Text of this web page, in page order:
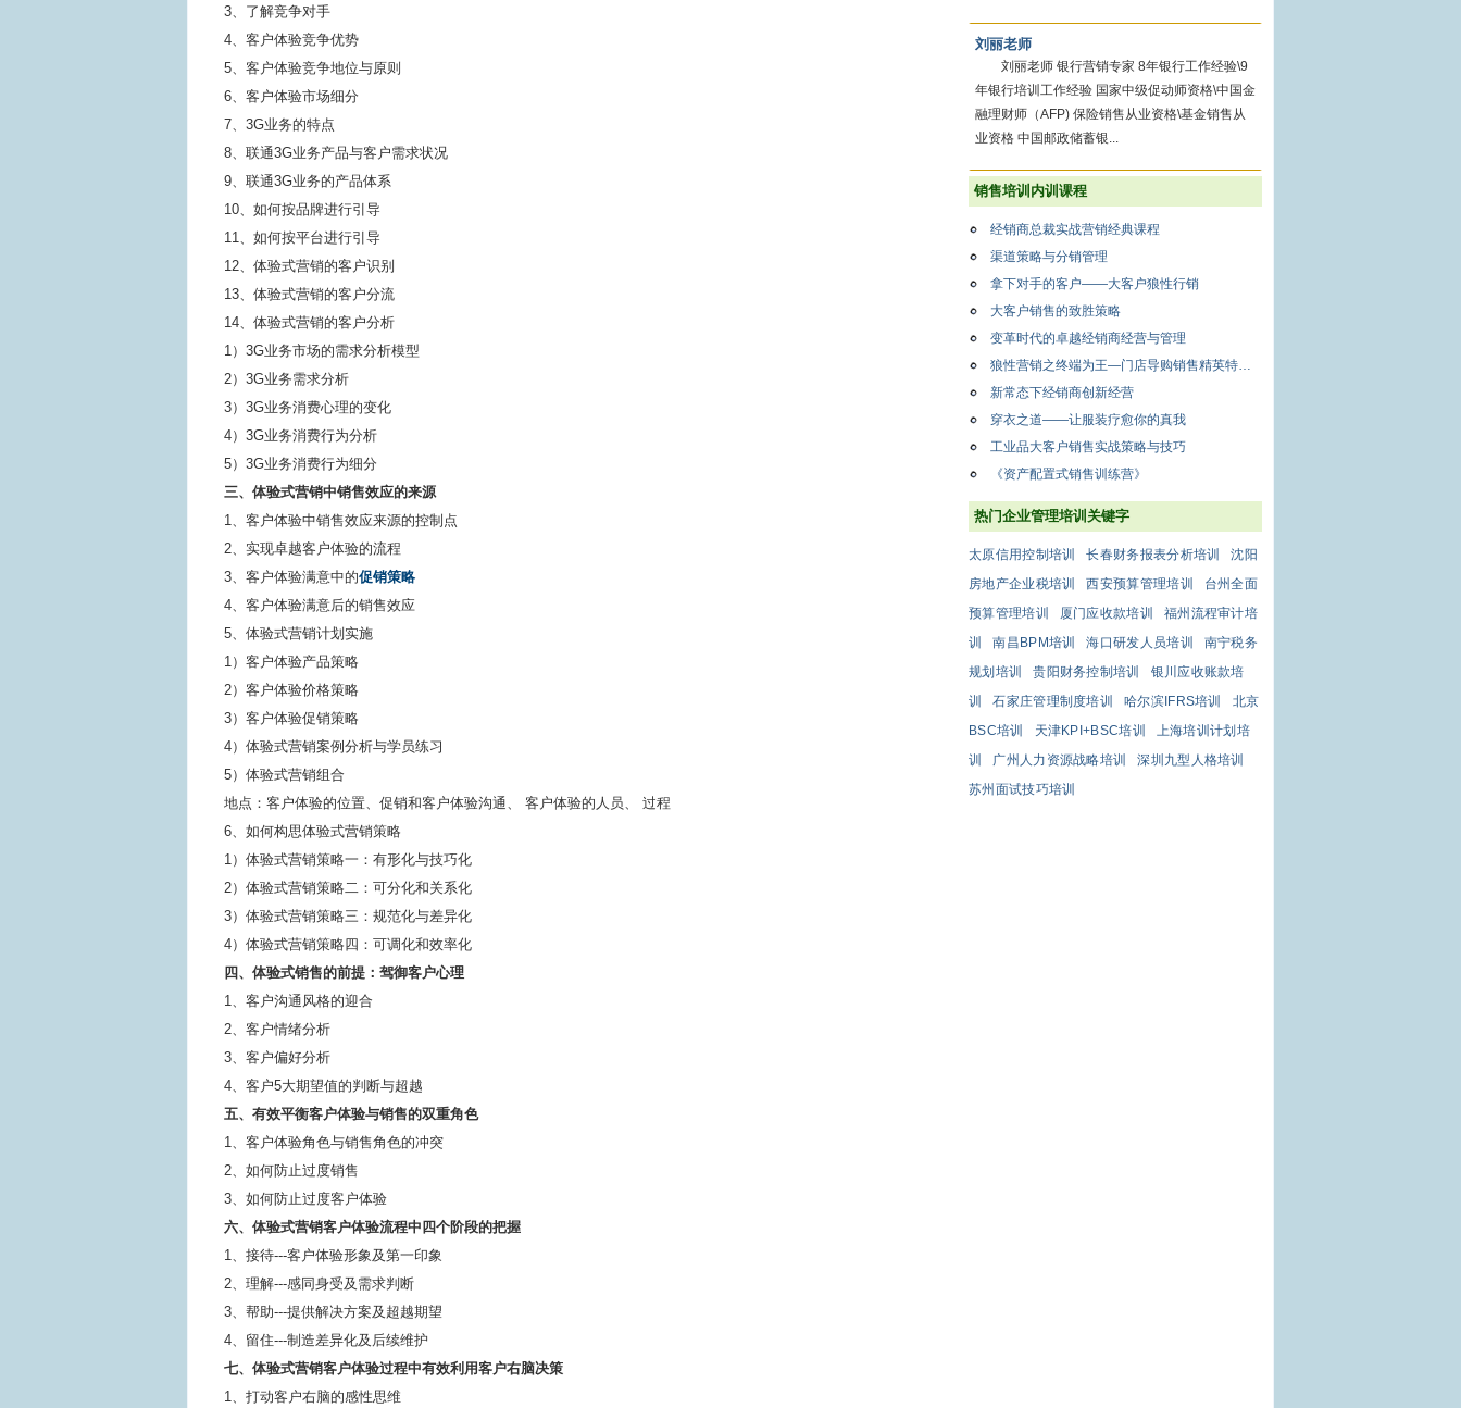
3、了解竞争对手
4、客户体验竞争优势
5、客户体验竞争地位与原则
6、客户体验市场细分
7、3G业务的特点
8、联通3G业务产品与客户需求状况
9、联通3G业务的产品体系
10、如何按品牌进行引导
11、如何按平台进行引导
12、体验式营销的客户识别
13、体验式营销的客户分流
14、体验式营销的客户分析
1）3G业务市场的需求分析模型
2）3G业务需求分析
3）3G业务消费心理的变化
4）3G业务消费行为分析
5）3G业务消费行为细分
三、体验式营销中销售效应的来源
1、客户体验中销售效应来源的控制点
2、实现卓越客户体验的流程
3、客户体验满意中的促销策略
4、客户体验满意后的销售效应
5、体验式营销计划实施
1）客户体验产品策略
2）客户体验价格策略
3）客户体验促销策略
4）体验式营销案例分析与学员练习
5）体验式营销组合
地点：客户体验的位置、促销和客户体验沟通、 客户体验的人员、 过程
6、如何构思体验式营销策略
1）体验式营销策略一：有形化与技巧化
2）体验式营销策略二：可分化和关系化
3）体验式营销策略三：规范化与差异化
4）体验式营销策略四：可调化和效率化
四、体验式销售的前提：驾御客户心理
1、客户沟通风格的迎合
2、客户情绪分析
3、客户偏好分析
4、客户5大期望值的判断与超越
五、有效平衡客户体验与销售的双重角色
1、客户体验角色与销售角色的冲突
2、如何防止过度销售
3、如何防止过度客户体验
六、体验式营销客户体验流程中四个阶段的把握
1、接待---客户体验形象及第一印象
2、理解---感同身受及需求判断
3、帮助---提供解决方案及超越期望
4、留住---制造差异化及后续维护
七、体验式营销客户体验过程中有效利用客户右脑决策
1、打动客户右脑的感性思维
刘丽老师
刘丽老师 银行营销专家 8年银行工作经验\9
年银行培训工作经验 国家中级促动师资格\中国金
融理财师（AFP) 保险销售从业资格\基金销售从
业资格 中国邮政储蓄银...
销售培训内训课程
经销商总裁实战营销经典课程
渠道策略与分销管理
拿下对手的客户——大客户狼性行销
大客户销售的致胜策略
变革时代的卓越经销商经营与管理
狼性营销之终端为王—门店导购销售精英特训营
新常态下经销商创新经营
穿衣之道——让服装疗愈你的真我
工业品大客户销售实战策略与技巧
《资产配置式销售训练营》
热门企业管理培训关键字
太原信用控制培训 长春财务报表分析培训
沈阳
房地产企业税培训
西安预算管理培训
台州全面
预算管理培训
厦门应收款培训
福州流程审计培
训
南昌BPM培训 海口研发人员培训
南宁税务
规划培训
贵阳财务控制培训
银川应收账款培
训
石家庄管理制度培训 哈尔滨IFRS培训
北京
BSC培训
天津KPI+BSC培训
上海培训计划培
训
广州人力资源战略培训
深圳九型人格培训
苏州面试技巧培训